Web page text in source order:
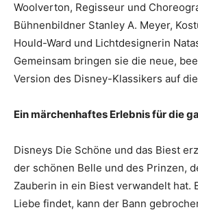
Woolverton, Regisseur und
Bühnenbildner Stanley A. Meyer,
Hould-Ward und Lichtdesignerin
Gemeinsam bringen sie die neue,
Version des Disney-Klassikers auf
Ein märchenhaftes Erlebnis für die
Disneys Die Schöne und das Biest
der schönen Belle und des Prinzen,
Zauberin in ein Biest verwandelt hat.
Liebe findet, kann der Bann